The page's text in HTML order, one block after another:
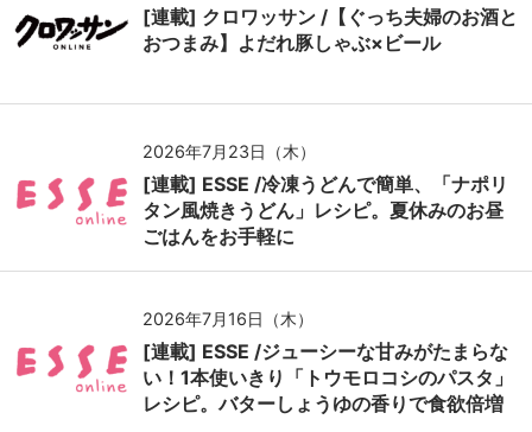
[連載] クロワッサン /【ぐっち夫婦のお酒と
おつまみ】よだれ豚しゃぶ×ビール
2026年7月23日（木）
[連載] ESSE /冷凍うどんで簡単、「ナポリ
タン風焼きうどん」レシピ。夏休みのお昼
ごはんをお手軽に
2026年7月16日（木）
[連載] ESSE /ジューシーな甘みがたまらな
い！1本使いきり「トウモロコシのパスタ」
レシピ。バターしょうゆの香りで食欲倍増